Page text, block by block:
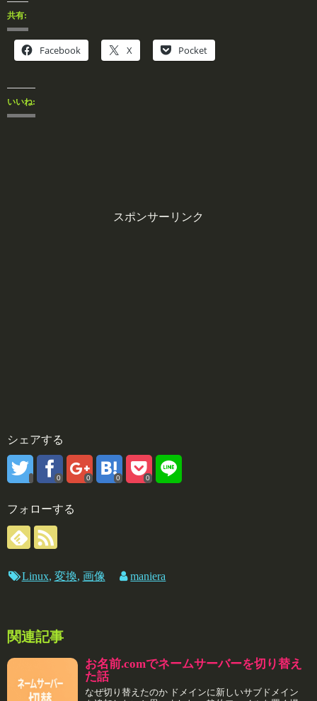
共有:
Facebook X Pocket
いいね:
スポンサーリンク
シェアする
0 0 0 0
フォローする
Linux, 変換, 画像 maniera
関連記事
お名前.comでネームサーバーを切り替え
た話
なぜ切り替えたのか ドメインに新しいサブドメイン